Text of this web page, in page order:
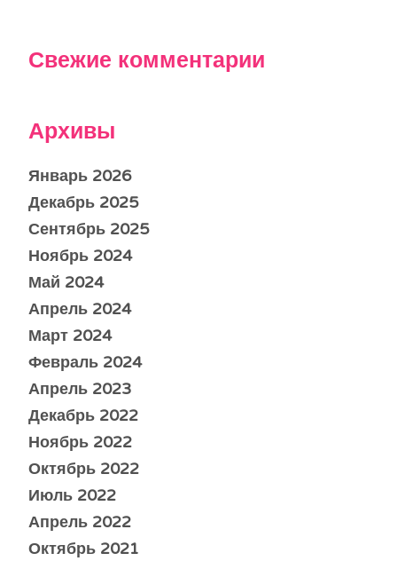
Свежие комментарии
Архивы
Январь 2026
Декабрь 2025
Сентябрь 2025
Ноябрь 2024
Май 2024
Апрель 2024
Март 2024
Февраль 2024
Апрель 2023
Декабрь 2022
Ноябрь 2022
Октябрь 2022
Июль 2022
Апрель 2022
Октябрь 2021